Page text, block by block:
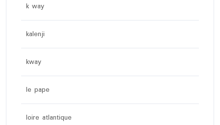
k way
kalenji
kway
le pape
loire atlantique